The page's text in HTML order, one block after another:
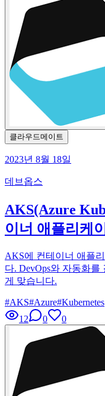
클라우드메이트
2023년 8월 18일
데브옵스
AKS(Azure
이너 애플리케
AKS에 컨테이너 애플
다. DevOps와 자동화
게 맞습니다.
#AKS#Azure#Kubernetes
12
0 0